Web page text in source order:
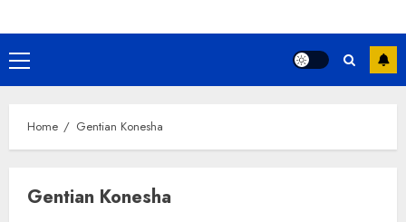
Primary
Menu
Home Gentian Konesha
Gentian Konesha